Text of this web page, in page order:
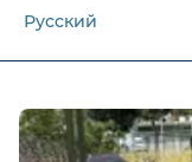
Русский